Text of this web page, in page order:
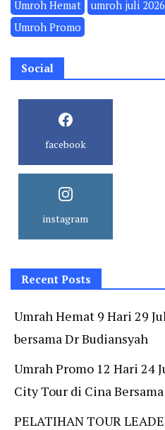
Umroh Hemat umroh juli 2026
Umroh Promo
Social
facebook
instagram
Recent Posts
Umrah Hemat 9 Hari 29
bersama Dr Budiansyah
Umrah Promo 12 Hari 24
City Tour di Cina
PELATIHAN TOUR